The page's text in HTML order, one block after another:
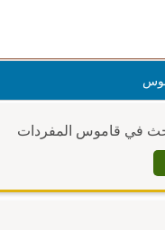
في قاموس المفردات